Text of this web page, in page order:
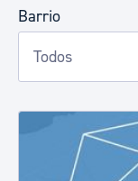
Barrio